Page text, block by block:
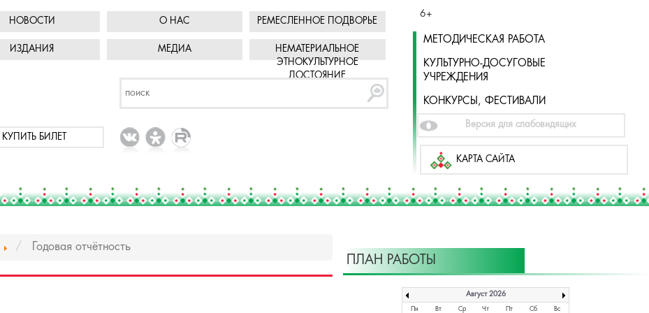
НОВОСТИ О НАС РЕМЕСЛЕННОЕ ПОДВОРЬЕ
ИЗДАНИЯ МЕДИА
НЕМАТЕРИАЛЬНОЕ
ЭТНОКУЛЬТУРНОЕ
ДОСТОЯНИЕ
КУПИТЬ БИЛЕТ
6+
МЕТОДИЧЕСКАЯ РАБОТА
КУЛЬТУРНО-ДОСУГОВЫЕ
УЧРЕЖДЕНИЯ
КОНКУРСЫ, ФЕСТИВАЛИ
Версия для слабовидящих
КАРТА САЙТА
Годовая отчётность
ПЛАН РАБОТЫ
Август 2026
Пн Вт Ср Чт Пт Сб Вс